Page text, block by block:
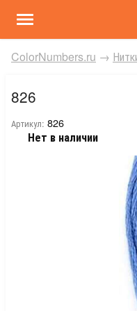
ColorNumbers.ru →
826
Артикул: 826
Нет в наличии